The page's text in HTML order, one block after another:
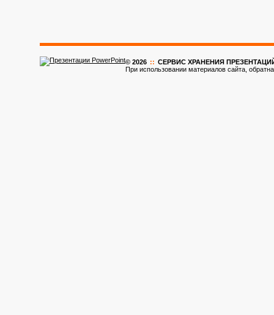
© 2026 :: CЕРВИС ХРАНЕНИЯ ПРЕЗЕНТАЦИЙ
При использовании материалов сайта,